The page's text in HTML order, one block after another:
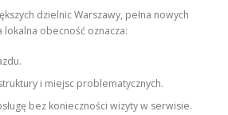
dzielnic Warszawy, pełna nowych
obecność oznacza:
i miejsc problematycznych.
bez konieczności wizyty w serwisie.